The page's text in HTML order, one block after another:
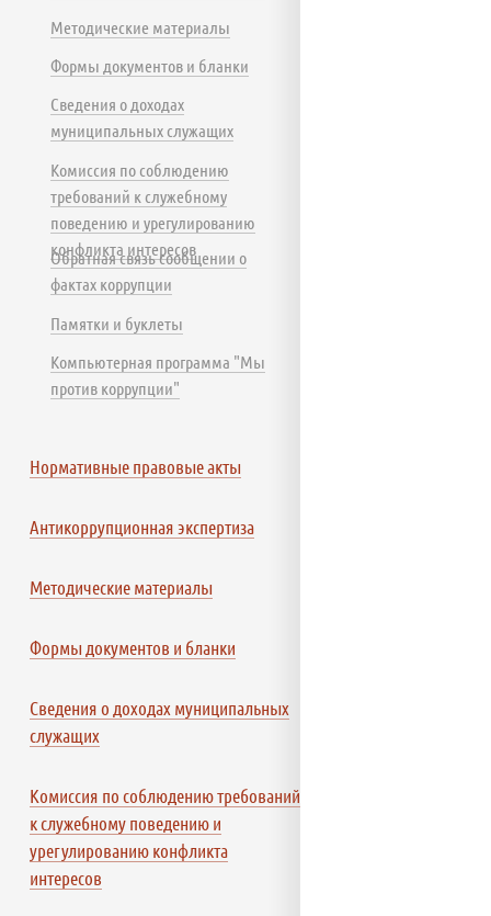
Методические материалы
Формы документов и бланки
Сведения о доходах
муниципальных служащих
Комиссия по соблюдению
требований к служебному
поведению и урегулированию
конфликта интересов
Обратная связь сообщении о
фактах коррупции
Памятки и буклеты
Компьютерная программа "Мы
против коррупции"
Нормативные правовые акты
Антикоррупционная экспертиза
Методические материалы
Формы документов и бланки
Сведения о доходах муниципальных
служащих
Комиссия по соблюдению требований
к служебному поведению и
урегулированию конфликта
интересов